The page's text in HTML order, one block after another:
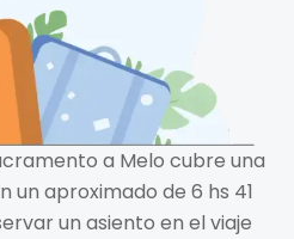
a Melo cubre una
un aproximado de 6 hs 41
un asiento en el viaje